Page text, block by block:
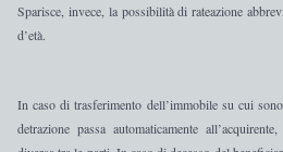
Sparisce , invece, la possibilità di rateazione
d’età.
In caso di trasferimento dell’immobile su cui
detrazione passa automaticamente all’acquirente